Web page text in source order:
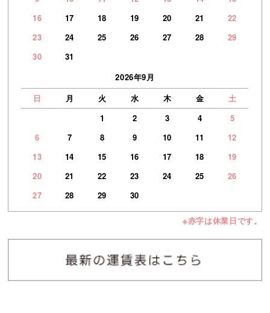
16
17 18 19 20 21
22
23
24 25 26 27 28
29
30
31
2026年9月
日
月 火 水 木 金
土
1
2 3 4
5
6
7 8 9 10 11
12
13
14 15 16 17 18
19
20
21 22 23 24 25
26
27
28 29 30
※赤字は休業日です。